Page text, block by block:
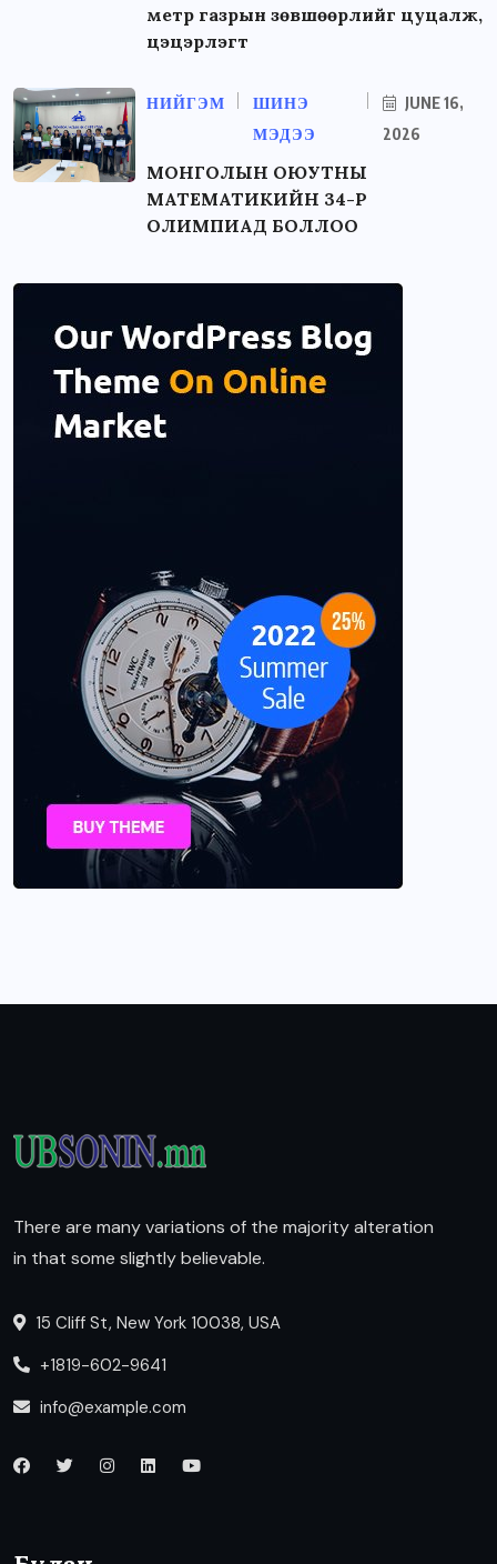
метр газрын зөвшөөрлийг цуцалж,
цэцэрлэгт
НИЙГЭМ
ШИНЭ
МЭДЭЭ
JUNE 16,
2026
МОНГОЛЫН ОЮУТНЫ
МАТЕМАТИКИЙН 34-Р
ОЛИМПИАД БОЛЛОО
There are many variations of the majority alteration
in that some slightly believable.
15 Cliff St, New York 10038, USA
+1819-602-9641
info@example.com